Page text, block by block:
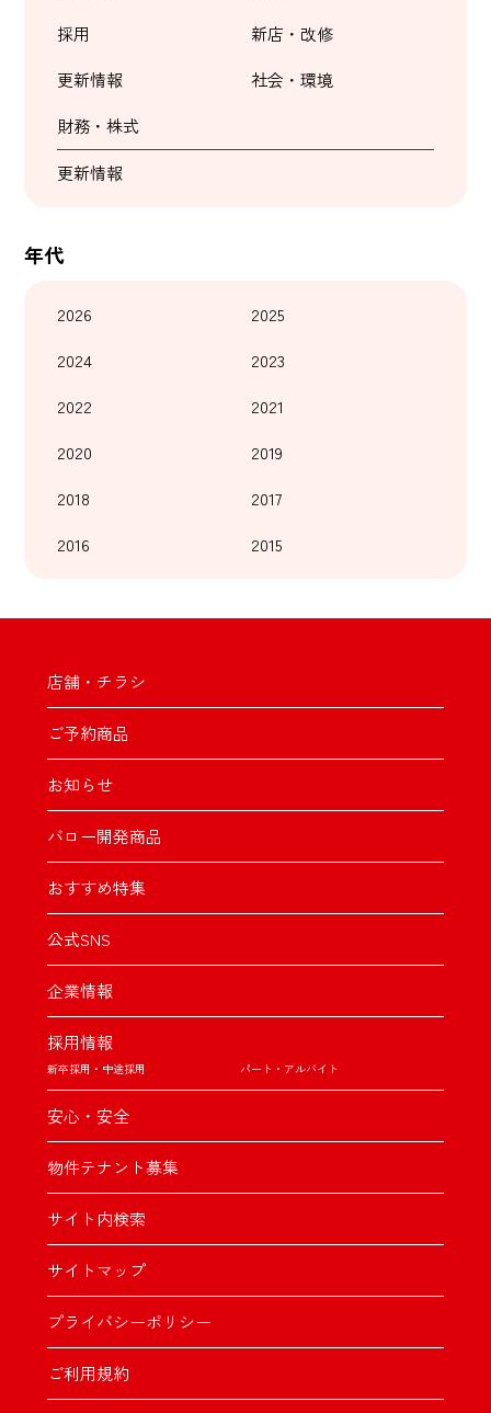
採用
新店・改修
更新情報
社会・環境
財務・株式
更新情報
年代
2026
2025
2024
2023
2022
2021
2020
2019
2018
2017
2016
2015
店舗・チラシ
ご予約商品
お知らせ
バロー開発商品
おすすめ特集
公式SNS
企業情報
採用情報
新卒採用・中途採用 パート・アルバイト
安心・安全
物件テナント募集
サイト内検索
サイトマップ
プライバシーポリシー
ご利用規約